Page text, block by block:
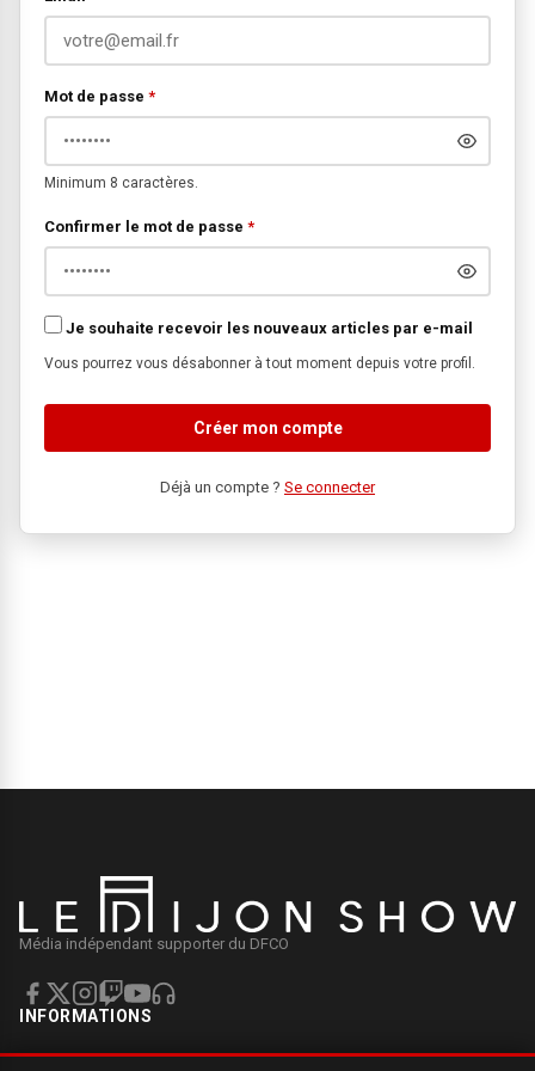
Mot de passe *
Minimum 8 caractères.
Confirmer le mot de passe *
Je souhaite recevoir les nouveaux articles par e-mail
Vous pourrez vous désabonner à tout moment depuis votre profil.
Créer mon compte
Déjà un compte ? Se connecter
Média indépendant supporter du DFCO
INFORMATIONS
Mentions légales